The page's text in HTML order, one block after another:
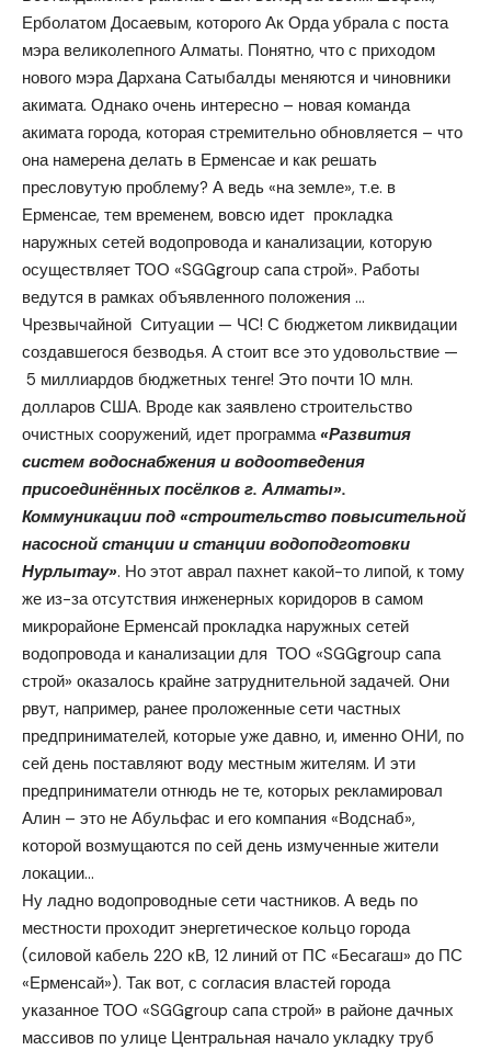
Ерболатом Досаевым, которого Ак Орда убрала с поста
мэра великолепного Алматы. Понятно, что с приходом
нового мэра Дархана Сатыбалды меняются и чиновники
акимата. Однако очень интересно – новая команда
акимата города, которая стремительно обновляется – что
она намерена делать в Ерменсае и как решать
пресловутую проблему? А ведь «на земле», т.е. в
Ерменсае, тем временем, вовсю идет прокладка
наружных сетей водопровода и канализации, которую
осуществляет ТОО «SGGgroup сапа строй». Работы
ведутся в рамках объявленного положения …
Чрезвычайной Ситуации — ЧС! С бюджетом ликвидации
создавшегося безводья. А стоит все это удовольствие —
5 миллиардов бюджетных тенге! Это почти 10 млн.
долларов США. Вроде как заявлено строительство
очистных сооружений, идет программа«Развития
систем водоснабжения и водоотведения
присоединённых посёлков г. Алматы».
Коммуникации под «строительство повысительной
насосной станции и станции водоподготовки
Нурлытау». Но этот аврал пахнет какой-то липой, к тому
же из-за отсутствия инженерных коридоров в самом
микрорайоне Ерменсай прокладка наружных сетей
водопровода и канализации для ТОО «SGGgroup сапа
строй» оказалось крайне затруднительной задачей. Они
рвут, например, ранее проложенные сети частных
предпринимателей, которые уже давно, и, именно ОНИ, по
сей день поставляют воду местным жителям. И эти
предприниматели отнюдь не те, которых рекламировал
Алин – это не Абульфас и его компания «Водснаб»,
которой возмущаются по сей день измученные жители
локации…
Ну ладно водопроводные сети частников. А ведь по
местности проходит энергетическое кольцо города
(силовой кабель 220 кВ, 12 линий от ПС «Бесагаш» до ПС
«Ерменсай»). Так вот, с согласия властей города
указанное ТОО «SGGgroup сапа строй» в районе дачных
массивов по улице Центральная начало укладку труб